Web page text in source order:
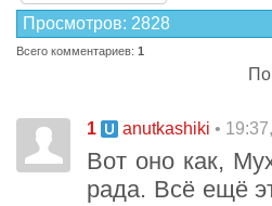
Просмотров: 2828
Всего комментариев: 1
1 anutkashiki •
Вот оно как,
рада. Всё ещё